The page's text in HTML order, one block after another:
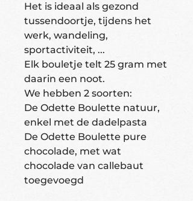
Het is ideaal als gezond
tussendoortje, tijdens het
werk, wandeling,
sportactiviteit, ...
Elk bouletje telt 25 gram met
daarin een noot.
We hebben 2 soorten:
De Odette Boulette natuur,
enkel met de dadelpasta
De Odette Boulette pure
chocolade, met wat
chocolade van callebaut
toegevoegd